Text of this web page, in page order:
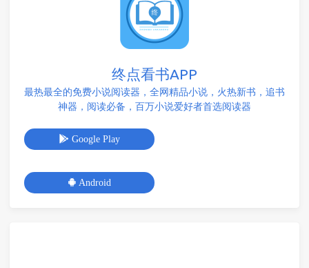
终点看书APP
最热最全的免费小说阅读器，全网精品小说，火热新书，追书
神器，阅读必备，百万小说爱好者首选阅读器
Google Play
Android